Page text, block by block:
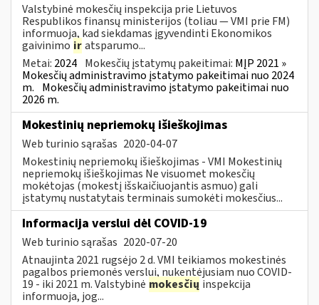
Valstybinė mokesčių inspekcija prie Lietuvos
Respublikos finansų ministerijos (toliau — VMI prie FM)
informuoja, kad siekdamas įgyvendinti Ekonomikos
gaivinimo iratsparumo...
Metai: 2024 Mokesčių įstatymų pakeitimai: MĮP 2021 »
Mokesčių administravimo įstatymo pakeitimai nuo 2024
m. Mokesčių administravimo įstatymo pakeitimai nuo
2026 m.
Mokestinių nepriemokų išieškojimas
Web turinio sąrašas 2020-04-07
Mokestinių nepriemokų išieškojimas - VMI Mokestinių
nepriemokų išieškojimas Ne visuomet mokesčių
mokėtojas (mokestį išskaičiuojantis asmuo) gali
įstatymų nustatytais terminais sumokėti mokesčius...
Informacija verslui dėl COVID-19
Web turinio sąrašas 2020-07-20
Atnaujinta 2021 rugsėjo 2 d. VMI teikiamos mokestinės
pagalbos priemonės verslui, nukentėjusiam nuo COVID-
19 - iki 2021 m. Valstybinė mokesčių inspekcija
informuoja, jog...